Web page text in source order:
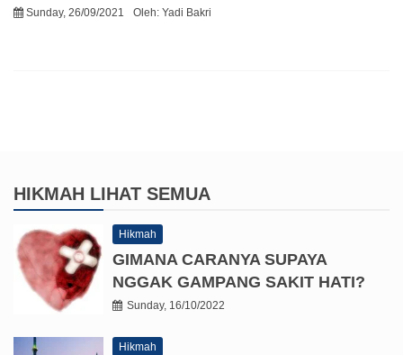
Sunday, 26/09/2021 Oleh: Yadi Bakri
HIKMAH LIHAT SEMUA
Hikmah
GIMANA CARANYA SUPAYA
NGGAK GAMPANG SAKIT HATI?
Sunday, 16/10/2022
Hikmah